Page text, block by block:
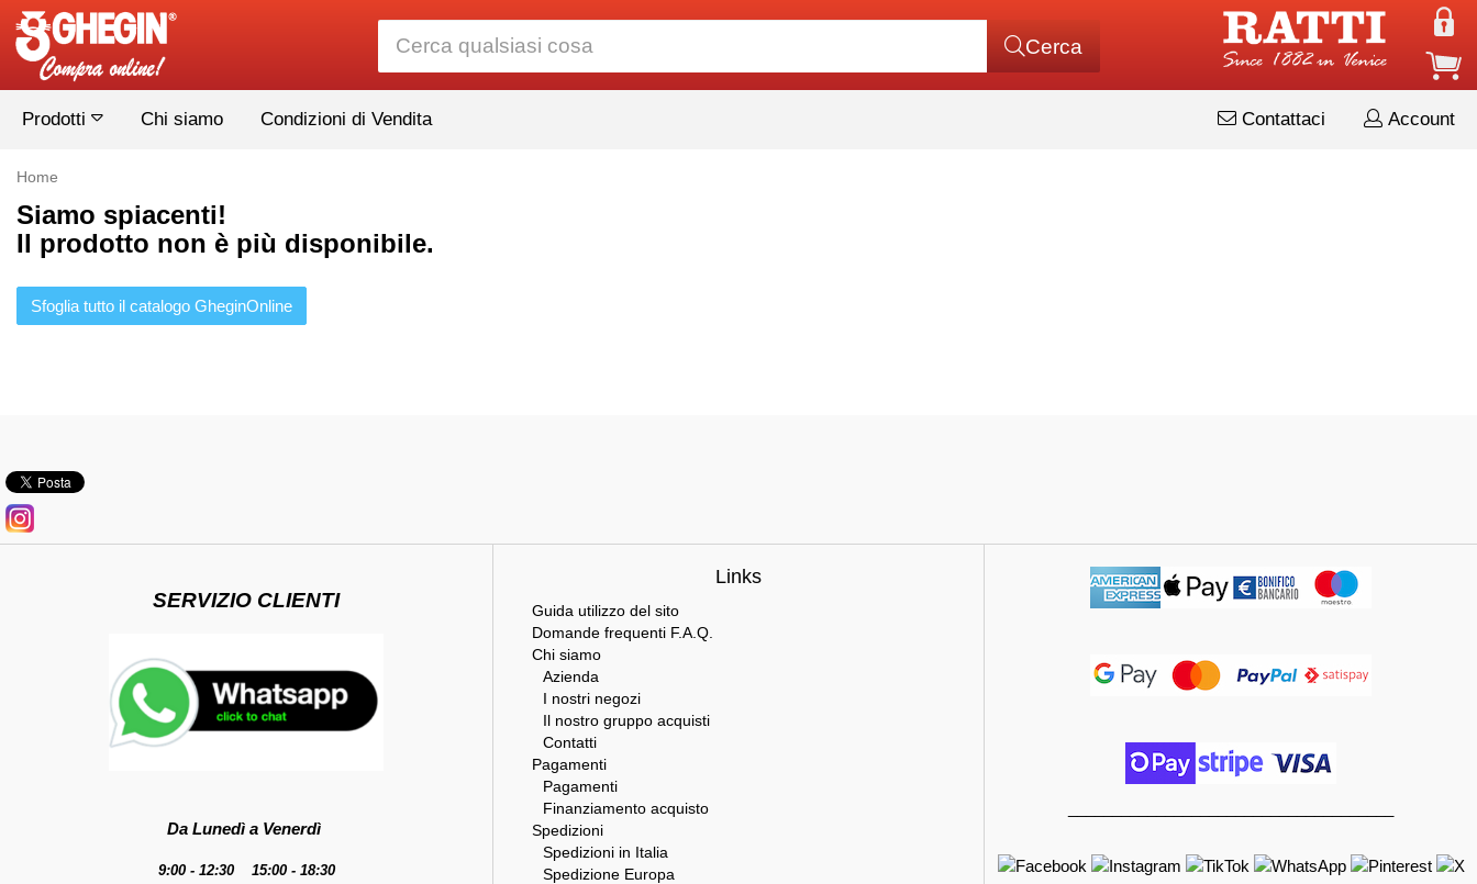
Cerca
Prodotti Chi siamo Condizioni di Vendita Account
Contattaci
Home
Siamo spiacenti!
Il prodotto non è più disponibile.
Sfoglia tutto il catalogo GheginOnline
SERVIZIO CLIENTI
Da Lunedì a Venerdì
9:00 - 12:30 15:00 - 18:30
Links
Guida utilizzo del sito
Domande frequenti F.A.Q.
Chi siamo
Azienda
I nostri negozi
Il nostro gruppo acquisti
Contatti
Pagamenti
Pagamenti
Finanziamento acquisto
Spedizioni
Spedizioni in Italia
Spedizione Europa